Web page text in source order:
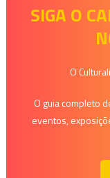
SIGA O
O
O guia completo
eventos,